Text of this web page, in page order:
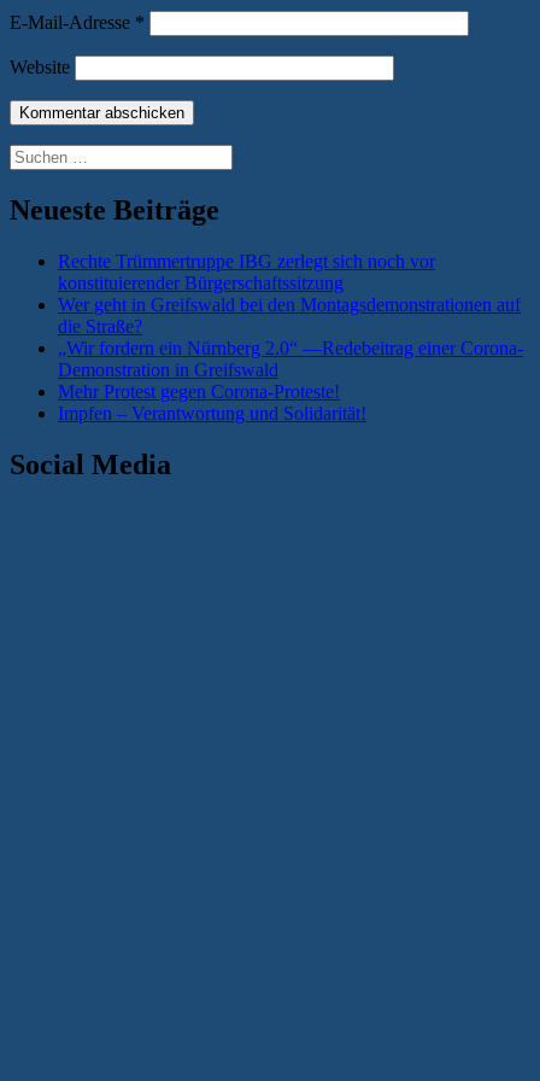
E-Mail-Adresse *
Website
Suchen
nach:
Neueste Beiträge
Rechte Trümmertruppe IBG zerlegt sich noch vor
konstituierender Bürgerschaftssitzung
Wer geht in Greifswald bei den Montagsdemonstrationen auf
die Straße?
„Wir fordern ein Nürnberg 2.0“ —Redebeitrag einer Corona-
Demonstration in Greifswald
Mehr Protest gegen Corona-Proteste!
Impfen – Verantwortung und Solidarität!
Social Media